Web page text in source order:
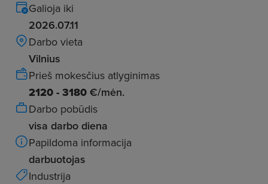
Galioja iki
2026.07.11
Darbo vieta
Vilnius
Prieš mokesčius atlyginimas
2120 - 3180 €/mėn.
Darbo pobūdis
visa darbo diena
Papildoma informacija
darbuotojas
Industrija